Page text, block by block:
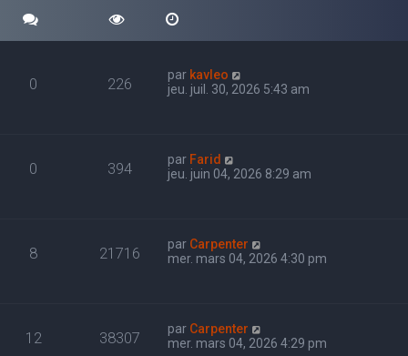
0 226 par kavleo
jeu. juil. 30, 2026 5:43 am
0 394 par Farid
jeu. juin 04, 2026 8:29 am
8 21716 par Carpenter
mer. mars 04, 2026 4:30 pm
12 38307 par Carpenter
mer. mars 04, 2026 4:29 pm